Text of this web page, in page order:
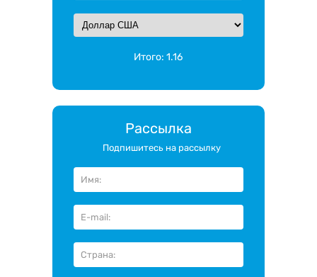
Итого:1.16
Рассылка
Подпишитесь на рассылку